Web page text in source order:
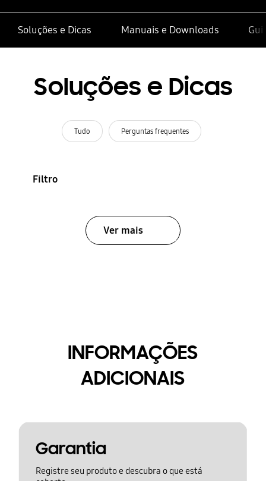
Soluções e Dicas Manuais e Downloads
Soluções e Dicas
Tudo Perguntas frequentes
Filtro
Ver mais
INFORMAÇÕES
ADICIONAIS
Garantia
Registre seu produto e descubra o que está